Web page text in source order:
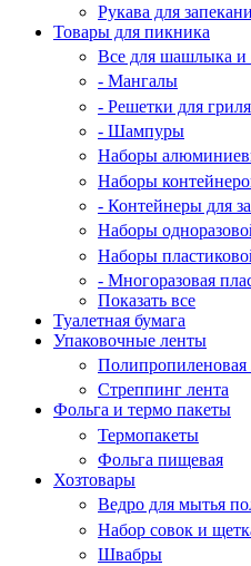
Рукава для
Товары для пикника
Все для шашлыка и
- Мангалы
- Решетки для гриля
- Шампуры
Наборы
Наборы
- Контейнеры для
Наборы
Наборы
- Многоразовая
Показать все
Туалетная бумага
Упаковочные ленты
Полипропиленовая
Стреппинг лента
Фольга и термо пакеты
Термопакеты
Фольга пищевая
Хозтовары
Ведро для мытья
Набор совок и
Швабры